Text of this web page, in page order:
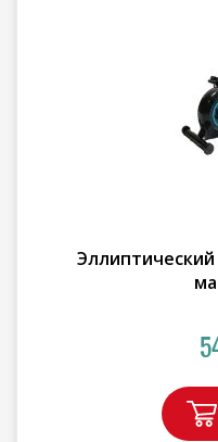
Эллиптический